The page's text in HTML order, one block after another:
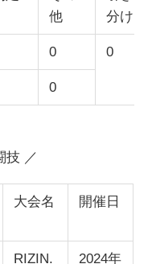
他
分け
0 0
0
技 ／
大会名 開催日
RIZIN.
2024年